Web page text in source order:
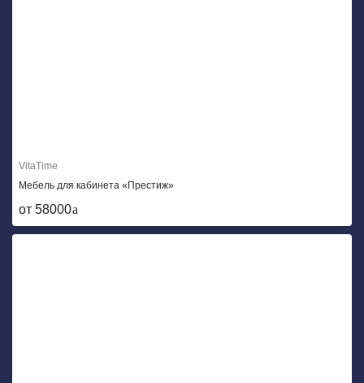
VitaTime
Мебель для кабинета «Престиж»
от 58000